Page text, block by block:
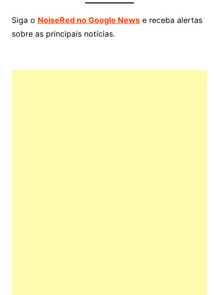
Siga o NoiseRed no Google Newse receba alertas
sobre as principais notícias.